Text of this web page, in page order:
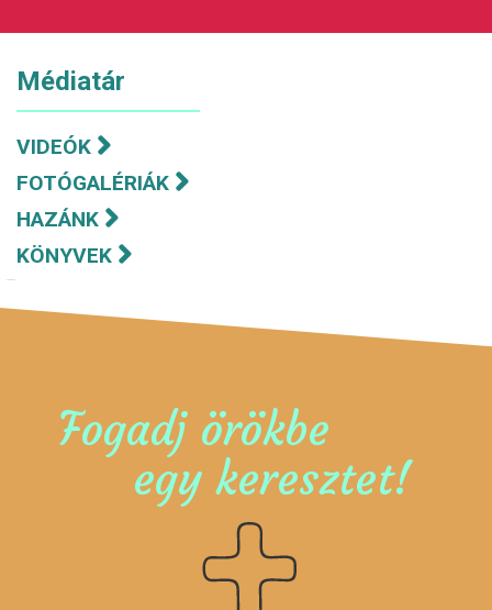
Médiatár
VIDEÓK
FOTÓGALÉRIÁK
HAZÁNK
KÖNYVEK
Fogadj örökbe
egy keresztet!